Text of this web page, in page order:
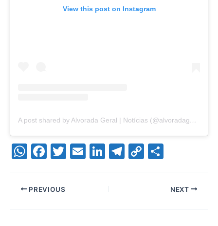
View this post on Instagram
A post shared by Alvorada Geral | Notícias (@alvoradageral)
W
at
s
A
F
c
e
b
T
E
Li
k
e
dI
T
a
C
Li
ar
e
PREVIOUS NEXT